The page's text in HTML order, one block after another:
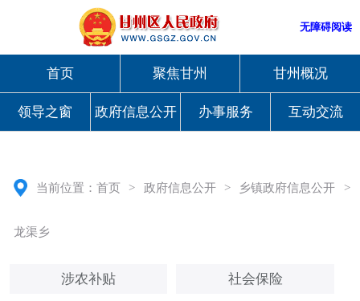
无障碍阅读
首页 聚焦甘州 甘州概况
领导之窗 政府信息公开 办事服务 互动交流
当前位置：首页 > 政府信息公开 > 乡镇政府信息公开 >
龙渠乡
涉农补贴 社会保险